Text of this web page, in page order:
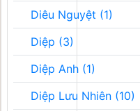
Diêu Nguyệt (1)
Diệp (3)
Diệp Anh (1)
Diệp Lưu Nhiên (10)